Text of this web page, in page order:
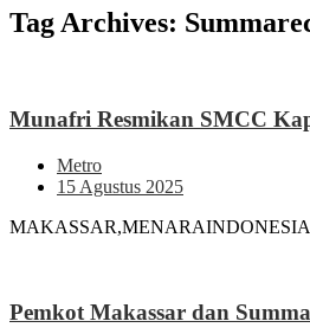
Tag Archives:
Munafri Resmikan SMCC
Metro
15 Agustus 2025
Pemkot Makassar dan